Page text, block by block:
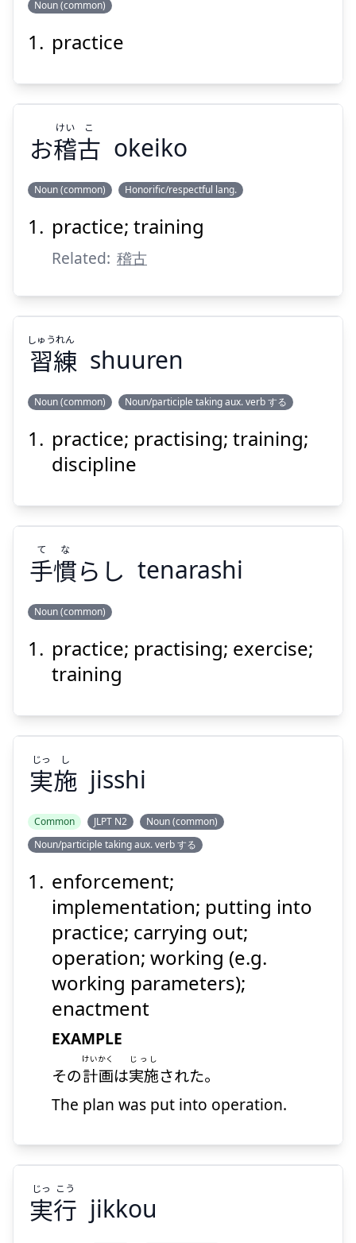
Show answer
Suspend
Noun (common)
practice
お
古
けい
こ
お稽古
けい こ
okeiko
Noun (common) Honorific/respectful lang.
practice; training
Related: 稽古
しゅう
れん
習練
しゅうれん
shuuren
Noun (common) Noun/participle taking aux. verb する
practice; practising; training;
discipline
手
らし
て
な
手慣らし
て な
tenarashi
Noun (common)
practice; practising; exercise;
training
施
Suspend
実施
じっ し
jisshi
Common JLPT N2
Noun (common)
Noun/participle taking aux. verb する
enforcement;
implementation; putting into
practice; carrying out;
operation; working (e.g.
working parameters);
enactment
EXAMPLE
その計画
けいかく
は実施
じっし
された。
The plan was put into operation.
実行
じっ こう
jikkou